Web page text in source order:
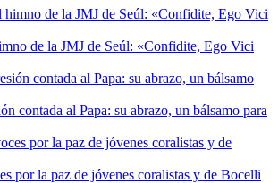
de la JMJ de Seúl: «Confidite, Ego Vici
contada al Papa: su abrazo, un bálsamo para
por la paz de jóvenes coralistas y de Bocelli